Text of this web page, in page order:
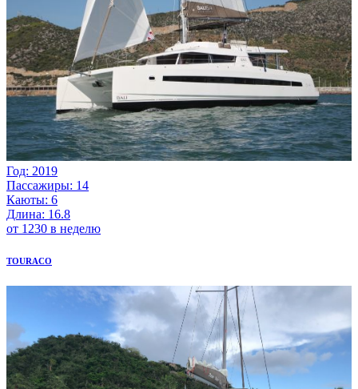
Год: 2019
Пассажиры: 14
Каюты: 6
Длина: 16.8
от 1230 в неделю
TOURACO